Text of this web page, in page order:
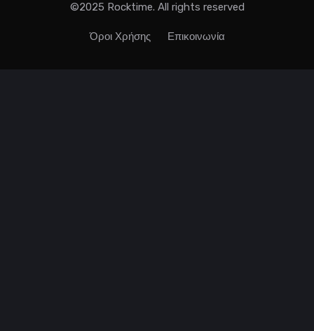
©2025 Rocktime. All rights reserved
Όροι Χρήσης Επικοινωνία